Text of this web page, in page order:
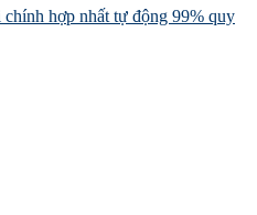
hợp nhất tự động 99% quy